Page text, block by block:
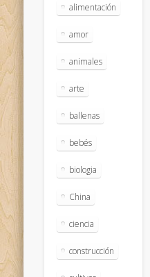
alimentación
amor
animales
arte
ballenas
bebés
biologia
China
ciencia
construcción